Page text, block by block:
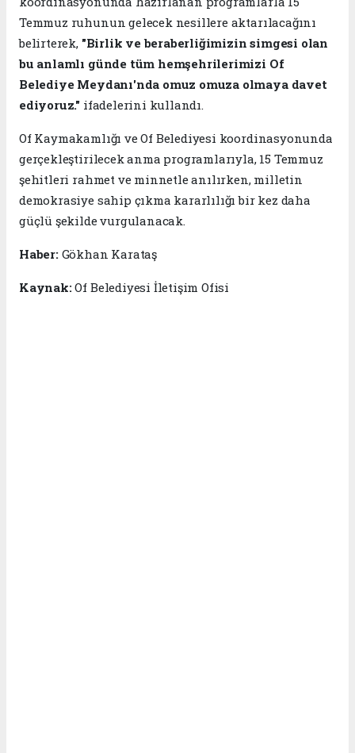
Temmuz ruhunun gelecek nesillere aktarılacağını
belirterek, "Birlik ve beraberliğimizin simgesi olan
bu anlamlı günde tüm hemşehrilerimizi Of
Belediye Meydanı'nda omuz omuza olmaya davet
ediyoruz." ifadelerini kullandı.
Of Kaymakamlığı ve Of Belediyesi koordinasyonunda
gerçekleştirilecek anma programlarıyla, 15 Temmuz
şehitleri rahmet ve minnetle anılırken, milletin
demokrasiye sahip çıkma kararlılığı bir kez daha
güçlü şekilde vurgulanacak.
Haber: Gökhan Karataş
Kaynak:Of Belediyesi İletişim Ofisi